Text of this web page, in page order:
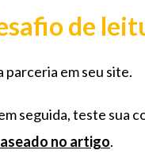
de
parceria em seu site.
seguida, teste sua
no artigo.